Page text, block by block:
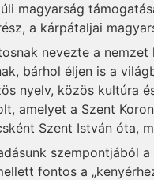
magyarság
a kárpátaljai
nevezte a
bárhol éljen is a
nyelv, közös kultúra
amelyet a Szent
Szent István óta,
szempontjából
fontos a